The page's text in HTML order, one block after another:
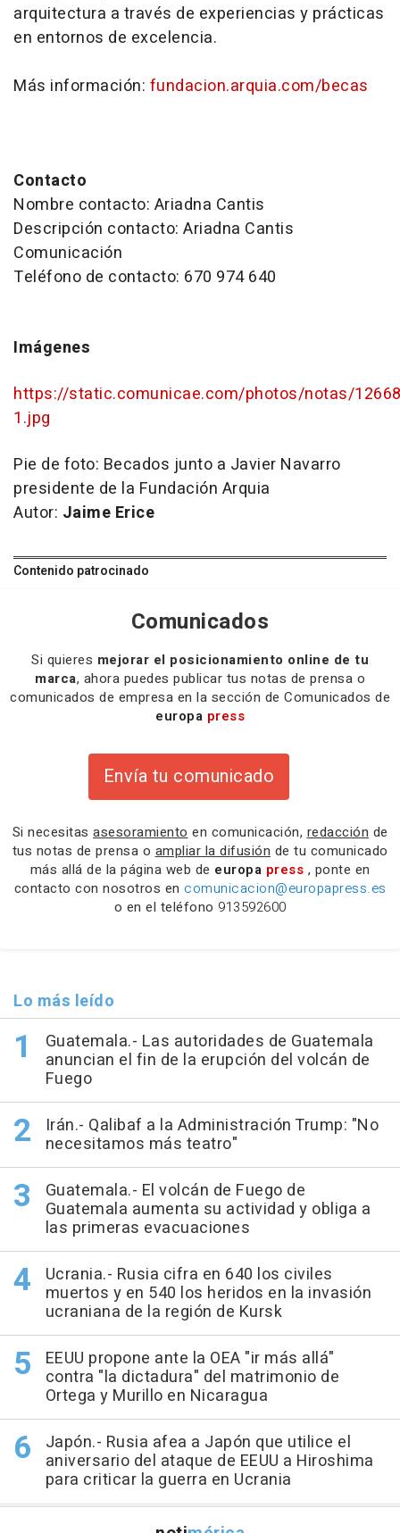
arquitectura a través de experiencias y prácticas
en entornos de excelencia.
Más información: fundacion.arquia.com/becas
Contacto
Nombre contacto: Ariadna Cantis
Descripción contacto: Ariadna Cantis
Comunicación
Teléfono de contacto: 670 974 640
Imágenes
https://static.comunicae.com/photos/notas/
1.jpg
Pie de foto: Becados junto a Javier Navarro
presidente de la Fundación Arquia
Autor: Jaime Erice
Contenido patrocinado
Comunicados
Si quieres mejorar el posicionamiento online de tu
marca, ahora puedes publicar tus notas de prensa o
comunicados de empresa en la sección de Comunicados de
europa press
Envía tu comunicado
Si necesitas asesoramiento en comunicación, redacción de
tus notas de prensa o ampliar la difusión de tu comunicado
más allá de la página web de europa press , ponte en
contacto con nosotros en comunicacion@europapress.es
o en el teléfono 913592600
Lo más leído
Guatemala.- Las autoridades de Guatemala
anuncian el fin de la erupción del volcán de
Fuego
Irán.- Qalibaf a la Administración Trump: "No
necesitamos más teatro"
Guatemala.- El volcán de Fuego de
Guatemala aumenta su actividad y obliga a
las primeras evacuaciones
Ucrania.- Rusia cifra en 640 los civiles
muertos y en 540 los heridos en la invasión
ucraniana de la región de Kursk
EEUU propone ante la OEA "ir más allá"
contra "la dictadura" del matrimonio de
Ortega y Murillo en Nicaragua
Japón.- Rusia afea a Japón que utilice el
aniversario del ataque de EEUU a Hiroshima
para criticar la guerra en Ucrania